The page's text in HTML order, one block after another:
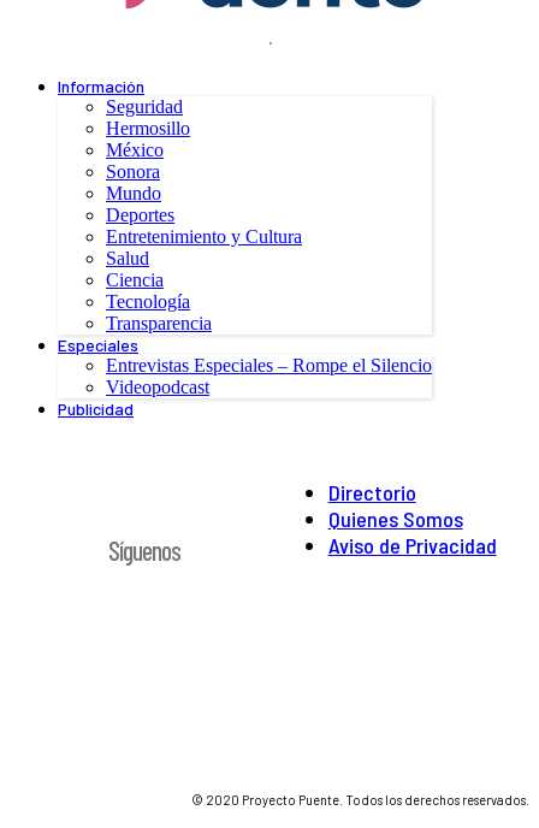
.
Información
Seguridad
Hermosillo
México
Sonora
Mundo
Deportes
Entretenimiento y Cultura
Salud
Ciencia
Tecnología
Transparencia
Especiales
Entrevistas Especiales – Rompe el Silencio
Videopodcast
Publicidad
Directorio
Quienes Somos
Aviso de Privacidad
Síguenos
© 2020 Proyecto Puente. Todos los derechos reservados.